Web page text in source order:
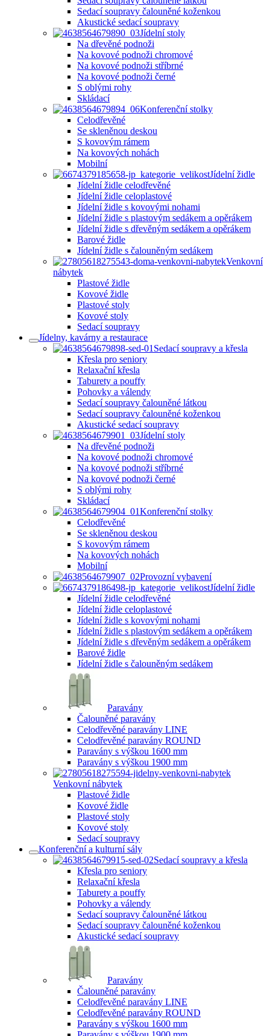
Sedací soupravy čalouněné koženkou
Akustické sedací soupravy
Jídelní stoly
Na dřevěné podnoži
Na kovové podnoži chromové
Na kovové podnoži stříbrné
Na kovové podnoži černé
S oblými rohy
Skládací
Konferenční stolky
Celodřevěné
Se skleněnou deskou
S kovovým rámem
Na kovových nohách
Mobilní
Jídelní židle
Jídelní židle celodřevěné
Jídelní židle celoplastové
Jídelní židle s kovovými nohami
Jídelní židle s plastovým sedákem a opěrákem
Jídelní židle s dřevěným sedákem a opěrákem
Barové židle
Jídelní židle s čalouněným sedákem
Venkovní
nábytek
Plastové židle
Kovové židle
Plastové stoly
Kovové stoly
Sedací soupravy
Jídelny, kavárny a restaurace
Sedací soupravy a křesla
Křesla pro seniory
Relaxační křesla
Taburety a pouffy
Pohovky a válendy
Sedací soupravy čalouněné látkou
Sedací soupravy čalouněné koženkou
Akustické sedací soupravy
Jídelní stoly
Na dřevěné podnoži
Na kovové podnoži chromové
Na kovové podnoži stříbrné
Na kovové podnoži černé
S oblými rohy
Skládací
Konferenční stolky
Celodřevěné
Se skleněnou deskou
S kovovým rámem
Na kovových nohách
Mobilní
Provozní vybavení
Jídelní židle
Jídelní židle celodřevěné
Jídelní židle celoplastové
Jídelní židle s kovovými nohami
Jídelní židle s plastovým sedákem a opěrákem
Jídelní židle s dřevěným sedákem a opěrákem
Barové židle
Jídelní židle s čalouněným sedákem
Paravány
Čalouněné paravány
Celodřevěné paravány LINE
Celodřevěné paravány ROUND
Paravány s výškou 1600 mm
Paravány s výškou 1900 mm
Venkovní nábytek
Plastové židle
Kovové židle
Plastové stoly
Kovové stoly
Sedací soupravy
Konferenční a kulturní sály
Sedací soupravy a křesla
Křesla pro seniory
Relaxační křesla
Taburety a pouffy
Pohovky a válendy
Sedací soupravy čalouněné látkou
Sedací soupravy čalouněné koženkou
Akustické sedací soupravy
Paravány
Čalouněné paravány
Celodřevěné paravány LINE
Celodřevěné paravány ROUND
Paravány s výškou 1600 mm